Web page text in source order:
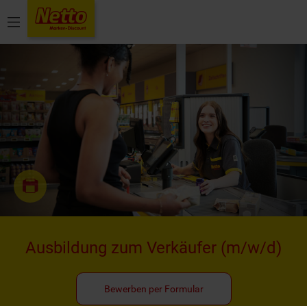
Menü
Ausbildung zum Verkäufer (m/w/d)
Bewerben per Formular